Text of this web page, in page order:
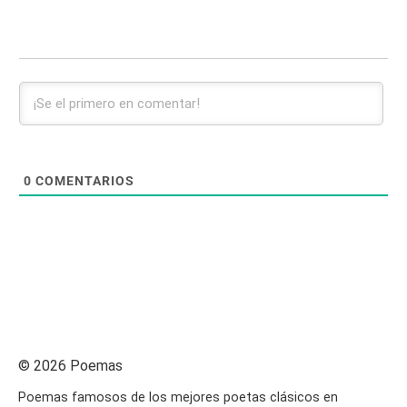
0 COMENTARIOS
© 2026 Poemas
Poemas famosos de los mejores poetas clásicos en